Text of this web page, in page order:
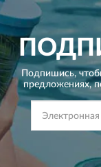
Подпишись,
предложениях,